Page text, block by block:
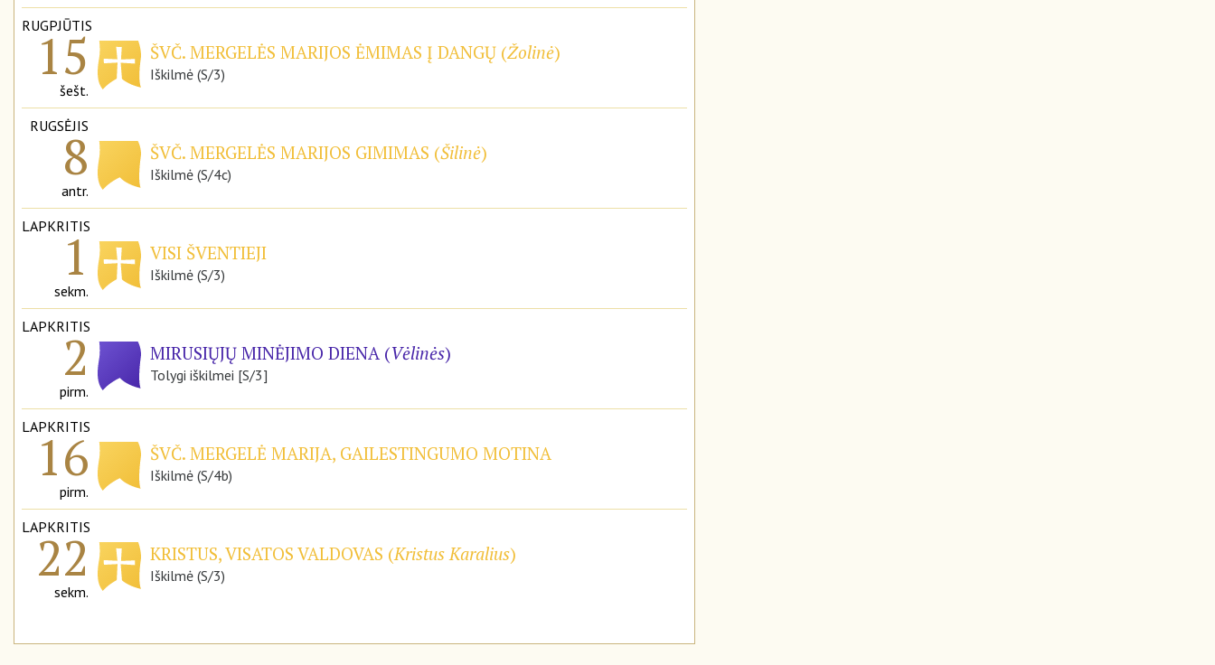
RUGPJŪTIS
15
šešt.
ŠVČ. MERGELĖS MARIJOS ĖMIMAS Į DANGŲ (Žolinė)
Iškilmė (S/3)
RUGSĖJIS
8
antr.
ŠVČ. MERGELĖS MARIJOS GIMIMAS (Šilinė)
Iškilmė (S/4c)
LAPKRITIS
1
sekm.
VISI ŠVENTIEJI
Iškilmė (S/3)
LAPKRITIS
2
pirm.
MIRUSIŲJŲ MINĖJIMO DIENA (Vėlinės)
Tolygi iškilmei [S/3]
LAPKRITIS
16
pirm.
ŠVČ. MERGELĖ MARIJA, GAILESTINGUMO MOTINA
Iškilmė (S/4b)
LAPKRITIS
22
sekm.
KRISTUS, VISATOS VALDOVAS (Kristus Karalius)
Iškilmė (S/3)